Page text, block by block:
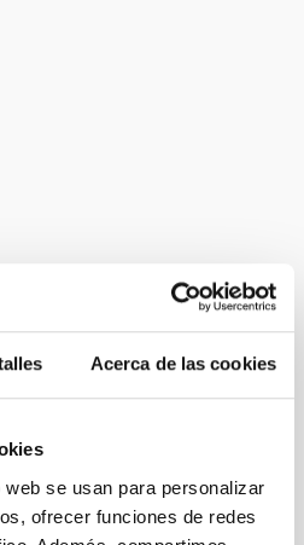
Acerca de las cookies
se usan para personalizar
ofrecer funciones de redes